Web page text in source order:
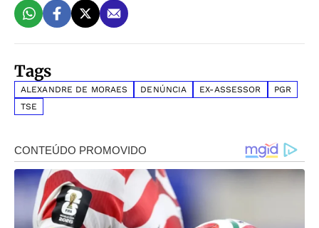
Tags
ALEXANDRE DE MORAES DENÚNCIA EX-ASSESSOR
PGR
TSE